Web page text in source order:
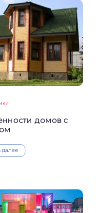
домов с
далее